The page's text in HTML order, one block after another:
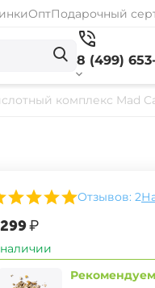
ОптПодарочный
8 (499)
комплекс Mad
Отзывов: 2
₽
Рекомендуем